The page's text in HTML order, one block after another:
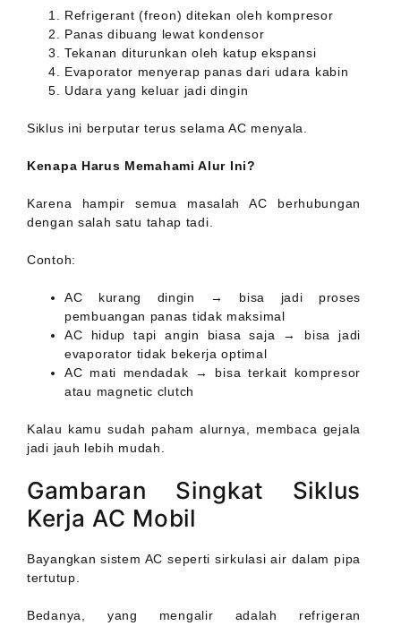
Refrigerant (freon) ditekan oleh kompresor
Panas dibuang lewat kondensor
Tekanan diturunkan oleh katup ekspansi
Evaporator menyerap panas dari udara kabin
Udara yang keluar jadi dingin
Siklus ini berputar terus selama AC menyala.
Kenapa Harus Memahami Alur Ini?
Karena hampir semua masalah AC berhubungan
dengan salah satu tahap tadi.
Contoh:
AC kurang dingin → bisa jadi proses
pembuangan panas tidak maksimal
AC hidup tapi angin biasa saja → bisa jadi
evaporator tidak bekerja optimal
AC mati mendadak → bisa terkait kompresor
atau magnetic clutch
Kalau kamu sudah paham alurnya, membaca gejala
jadi jauh lebih mudah.
Gambaran Singkat Siklus
Kerja AC Mobil
Bayangkan sistem AC seperti sirkulasi air dalam pipa
tertutup.
Bedanya, yang mengalir adalah refrigeran